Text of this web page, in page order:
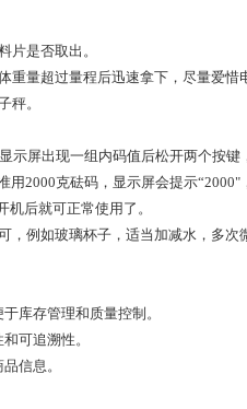
片是否取出。
量超过量程后迅速拿下，尽量爱惜
秤。
示屏出现一组内码值后松开两个按键
2000克砝码，显示屏会提示
机后就可正常使用了。
例如玻璃杯子，适当加减水，多次
库存管理和质量控制。
可追溯性。
信息。